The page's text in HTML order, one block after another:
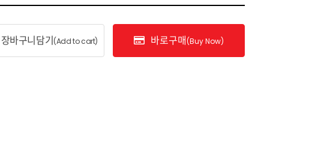
장바구니담기(Add to cart) 바로구매(Buy Now)